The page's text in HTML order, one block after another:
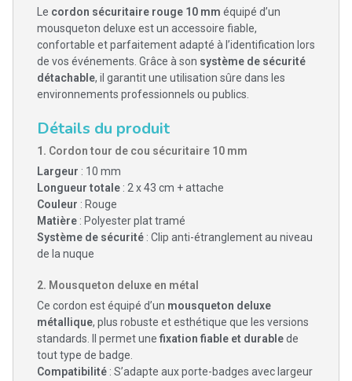
Le cordon sécuritaire rouge 10 mm équipé d’un
mousqueton deluxe est un accessoire fiable,
confortable et parfaitement adapté à l’identification lors
de vos événements. Grâce à son système de sécurité
détachable, il garantit une utilisation sûre dans les
environnements professionnels ou publics.
Détails du produit
1. Cordon tour de cou sécuritaire 10 mm
Largeur : 10 mm
Longueur totale : 2 x 43 cm + attache
Couleur : Rouge
Matière : Polyester plat tramé
Système de sécurité : Clip anti-étranglement au niveau
de la nuque
2. Mousqueton deluxe en métal
Ce cordon est équipé d’un mousqueton deluxe
métallique, plus robuste et esthétique que les versions
standards. Il permet une fixation fiable et durablede
tout type de badge.
Compatibilité : S’adapte aux porte-badges avec largeur